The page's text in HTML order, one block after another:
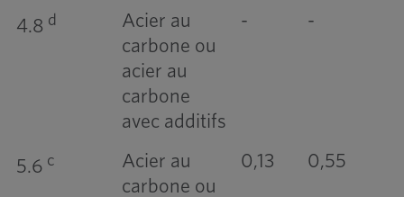
4.8 d
Acier au
carbone ou
acier au
carbone
avec additifs
- -
5.6 c
Acier au
carbone ou
0,13 0,55